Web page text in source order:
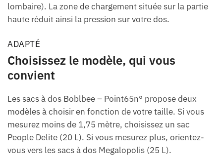
lombaire). La zone de chargement située sur la partie
haute réduit ainsi la pression sur votre dos.
ADAPTÉ
Choisissez le modèle, qui vous
convient
Les sacs à dos Boblbee – Point65n° propose deux
modèles à choisir en fonction de votre taille. Si vous
mesurez moins de 1,75 mètre, choisissez un sac
People Delite (20 L). Si vous mesurez plus, orientez-
vous vers les sacs à dos Megalopolis (25 L).